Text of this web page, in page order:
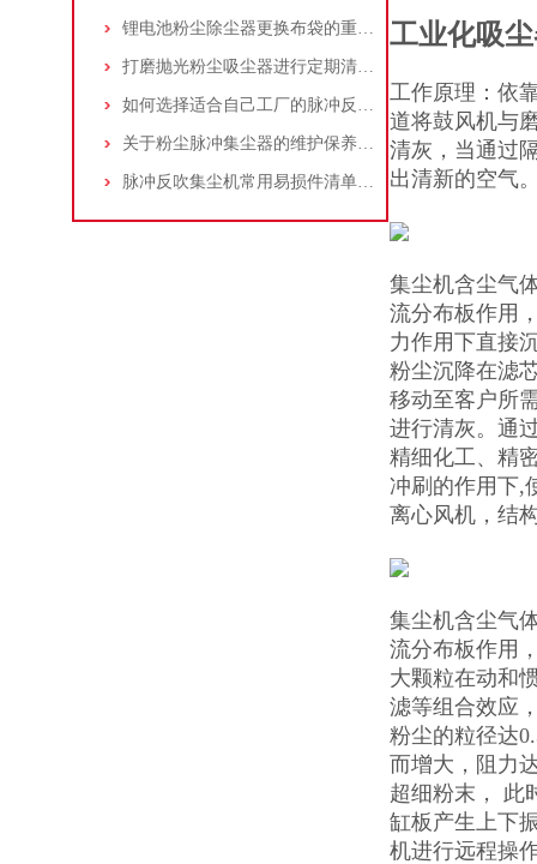
锂电池粉尘除尘器更换布袋的重要性与方法
打磨抛光粉尘吸尘器进行定期清理的重要性
如何选择适合自己工厂的脉冲反吹工业集尘器
关于粉尘脉冲集尘器的维护保养问题
脉冲反吹集尘机常用易损件清单与更换周期建议
工业化吸
工作原理：依
道将鼓风机与
清灰，当通过
出清新的空气
集尘机含尘气
流分布板作用
力作用下直接
粉尘沉降在滤
移动至客户所
进行清灰。通
精细化工、精
冲刷的作用下,
离心风机，结
集尘机含尘气
流分布板作用
大颗粒在动和
滤等组合效应
粉尘的粒径达
而增大，阻力
超细粉末， 此
缸板产生上下
机进行远程操